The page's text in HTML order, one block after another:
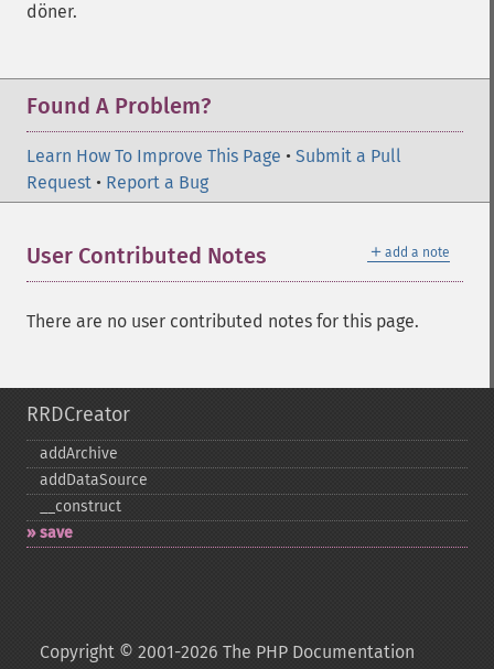
döner.
Found A Problem?
Learn How To Improve This Page • Submit a Pull
Request • Report a Bug
＋ add a note
User Contributed Notes
There are no user contributed notes for this page.
RRDCreator
addArchive
addDataSource
_​_​construct
save
Copyright © 2001-2026 The PHP Documentation